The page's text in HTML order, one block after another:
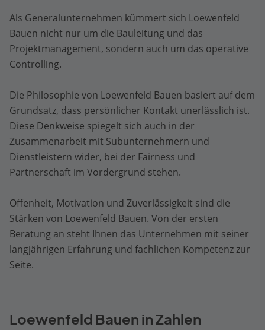
Als Generalunternehmen kümmert sich Loewenfeld
Bauen nicht nur um die Bauleitung und das
Projektmanagement, sondern auch um das operative
Controlling.
Die Philosophie von Loewenfeld Bauen basiert auf dem
Grundsatz, dass persönlicher Kontakt unerlässlich ist.
Diese Denkweise spiegelt sich auch in der
Zusammenarbeit mit Subunternehmern und
Dienstleistern wider, bei der Fairness und
Partnerschaft im Vordergrund stehen.
Offenheit, Motivation und Zuverlässigkeit sind die
Stärken von Loewenfeld Bauen. Von der ersten
Beratung an steht Ihnen das Unternehmen mit seiner
langjährigen Erfahrung und fachlichen Kompetenz zur
Seite.
Loewenfeld Bauen in Zahlen